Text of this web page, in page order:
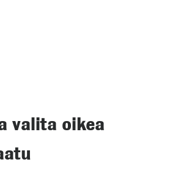
valita oikea